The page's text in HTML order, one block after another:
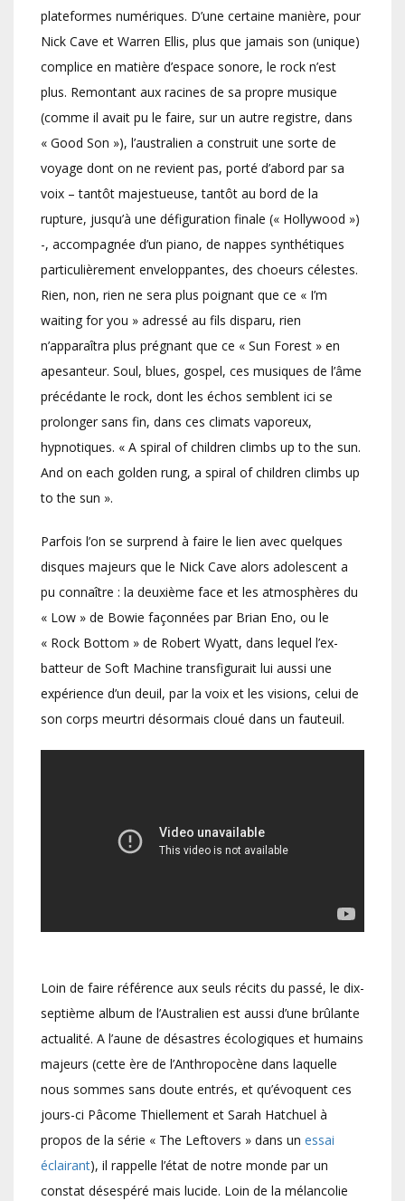
plateformes numériques. D’une certaine manière, pour
Nick Cave et Warren Ellis, plus que jamais son (unique)
complice en matière d’espace sonore, le rock n’est
plus. Remontant aux racines de sa propre musique
(comme il avait pu le faire, sur un autre registre, dans
« Good Son »), l’australien a construit une sorte de
voyage dont on ne revient pas, porté d’abord par sa
voix – tantôt majestueuse, tantôt au bord de la
rupture, jusqu’à une défiguration finale (« Hollywood »)
-, accompagnée d’un piano, de nappes synthétiques
particulièrement enveloppantes, des choeurs célestes.
Rien, non, rien ne sera plus poignant que ce « I’m
waiting for you » adressé au fils disparu, rien
n’apparaîtra plus prégnant que ce « Sun Forest » en
apesanteur. Soul, blues, gospel, ces musiques de l’âme
précédante le rock, dont les échos semblent ici se
prolonger sans fin, dans ces climats vaporeux,
hypnotiques. « A spiral of children climbs up to the sun.
And on each golden rung, a spiral of children climbs up
to the sun ».
Parfois l’on se surprend à faire le lien avec quelques
disques majeurs que le Nick Cave alors adolescent a
pu connaître : la deuxième face et les atmosphères du
« Low » de Bowie façonnées par Brian Eno, ou le
« Rock Bottom » de Robert Wyatt, dans lequel l’ex-
batteur de Soft Machine transfigurait lui aussi une
expérience d’un deuil, par la voix et les visions, celui de
son corps meurtri désormais cloué dans un fauteuil.
Loin de faire référence aux seuls récits du passé, le dix-
septième album de l’Australien est aussi d’une brûlante
actualité. A l’aune de désastres écologiques et humains
majeurs (cette ère de l’Anthropocène dans laquelle
nous sommes sans doute entrés, et qu’évoquent ces
jours-ci Pâcome Thiellement et Sarah Hatchuel à
propos de la série « The Leftovers » dans un essai
éclairant), il rappelle l’état de notre monde par un
constat désespéré mais lucide. Loin de la mélancolie